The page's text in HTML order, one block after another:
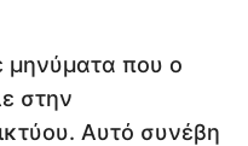
μηνύματα που ο
στην
Αυτό συνέβη